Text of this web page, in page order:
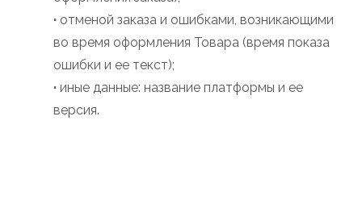
· отменой заказа и ошибками, возникающими
во время оформления Товара (время показа
ошибки и ее текст);
· иные данные: название платформы и ее
версия.